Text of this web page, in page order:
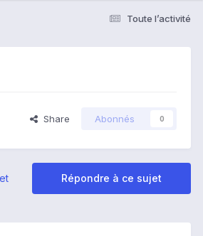
Toute l’activité
Share Abonnés 0
Répondre à ce sujet